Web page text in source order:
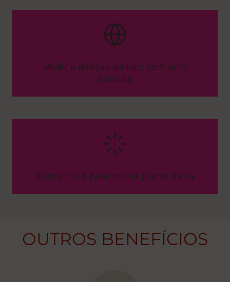
Medir a direção da face sem uma
bússola
Marcar os 8 palácios na planta baixa
OUTROS BENEFÍCIOS